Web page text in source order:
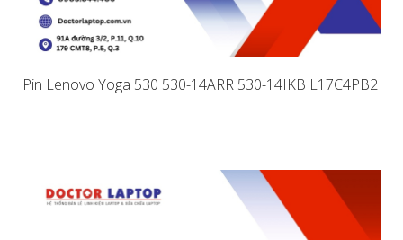
Pin Lenovo Yoga 530 530-14ARR 530-14IKB L17C4PB2